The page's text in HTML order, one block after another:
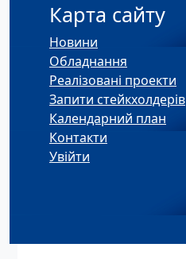
Карта сайту
Новини
Обладнання
Реалізовані проекти
Запити стейкхолдерів
Календарний план
Контакти
Увійти